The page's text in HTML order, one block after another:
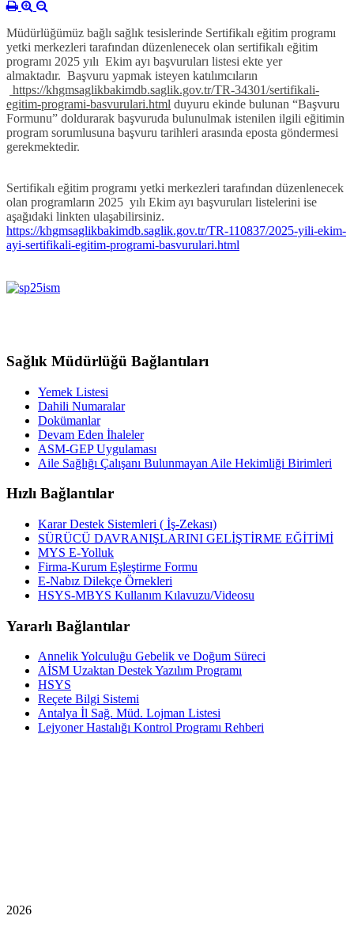
Müdürlüğümüz bağlı sağlık tesislerinde Sertifikalı eğitim programı
yetki merkezleri tarafından düzenlenecek olan sertifikalı eğitim
programı 2025 yılı Ekim ayı başvuruları listesi ekte yer
almaktadır. Başvuru yapmak isteyen katılımcıların
https://khgmsaglikbakimdb.saglik.gov.tr/TR-34301/sertifikali-
egitim-programi-basvurulari.html duyuru ekinde bulunan “Başvuru
Formunu” doldurarak başvuruda bulunulmak istenilen ilgili eğitimin
program sorumlusuna başvuru tarihleri arasında eposta göndermesi
gerekmektedir.
Sertifikalı eğitim programı yetki merkezleri tarafından düzenlenecek
olan programların 2025 yılı Ekim ayı başvuruları listelerini ise
aşağıdaki linkten ulaşabilirsiniz.
https://khgmsaglikbakimdb.saglik.gov.tr/TR-110837/2025-yili-ekim-
ayi-sertifikali-egitim-programi-basvurulari.html
Sağlık Müdürlüğü Bağlantıları
Yemek Listesi
Dahili Numaralar
Dokümanlar
Devam Eden İhaleler
ASM-GEP Uygulaması
Aile Sağlığı Çalışanı Bulunmayan Aile Hekimliği Birimleri
Hızlı Bağlantılar
Karar Destek Sistemleri ( İş-Zekası)
SÜRÜCÜ DAVRANIŞLARINI GELİŞTİRME EĞİTİMİ
MYS E-Yolluk
Firma-Kurum Eşleştirme Formu
E-Nabız Dilekçe Örnekleri
HSYS-MBYS Kullanım Kılavuzu/Videosu
Yararlı Bağlantılar
Annelik Yolculuğu Gebelik ve Doğum Süreci
AİSM Uzaktan Destek Yazılım Programı
HSYS
Reçete Bilgi Sistemi
Antalya İl Sağ. Müd. Lojman Listesi
Lejyoner Hastalığı Kontrol Programı Rehberi
2026